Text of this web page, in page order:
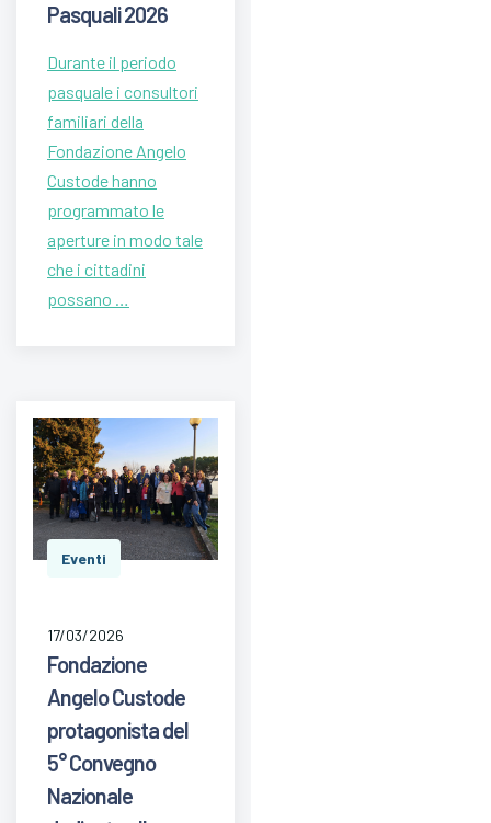
Pasquali 2026
Durante il periodo
pasquale i consultori
familiari della
Fondazione Angelo
Custode hanno
programmato le
aperture in modo tale
che i cittadini
possano …
Eventi
17/03/2026
Fondazione
Angelo Custode
protagonista del
5° Convegno
Nazionale